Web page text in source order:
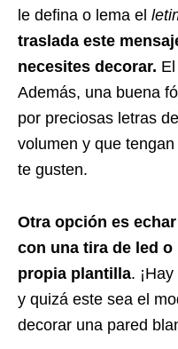
le defina o lema el
traslada este
necesites decorar.
Además, una buena
por preciosas letras
volumen y que
te gusten.
Otra opción es
con una tira de led
propia plantilla.
y quizá este sea el
decorar una pared